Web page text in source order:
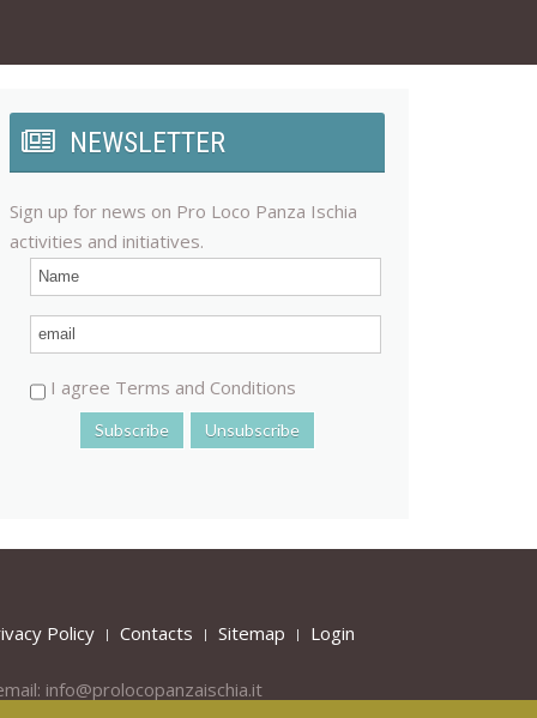
NEWSLETTER
Sign up for news on Pro Loco Panza Ischia
activities and initiatives.
I agree Terms and Conditions
Policy Contacts Sitemap Login
info@prolocopanzaischia.it